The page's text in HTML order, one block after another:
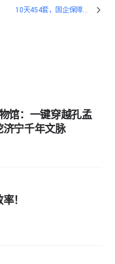
10天454套，国企保障性住房项目背后的量房黑科技
馆：一键穿越孔孟
宁千年文脉
！